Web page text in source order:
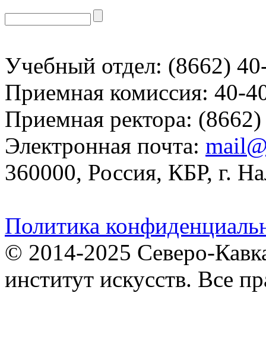
Учебный отдел: (8662)
Приемная комиссия: 40-
Приемная ректора:
Электронная почта:
360000, Россия, КБР, г.
Политика
© 2014-2025 Северо-
институт искусств. Все